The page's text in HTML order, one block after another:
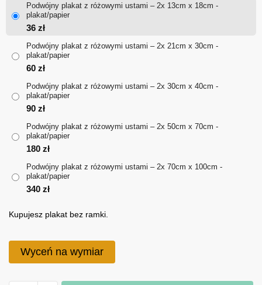
36 zł
Podwójny plakat z różowymi ustami – 2x 13cm x 18cm -
plakat/papier
36 zł
Podwójny plakat z różowymi ustami – 2x 21cm x 30cm -
plakat/papier
60 zł
Podwójny plakat z różowymi ustami – 2x 30cm x 40cm -
plakat/papier
90 zł
Podwójny plakat z różowymi ustami – 2x 50cm x 70cm -
plakat/papier
180 zł
Podwójny plakat z różowymi ustami – 2x 70cm x 100cm -
plakat/papier
340 zł
Kupujesz plakat bez ramki.
Wyceń na wymiar